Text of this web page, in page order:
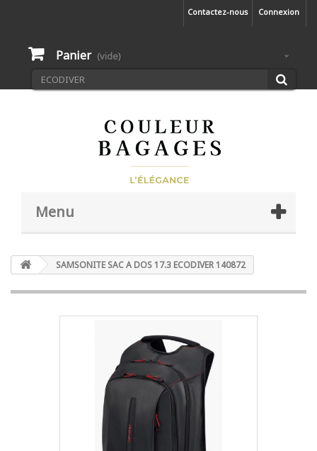
Connexion
Contactez-nous
Panier (vide)
Menu
SAMSONITE SAC A DOS 17.3 ECODIVER 140872